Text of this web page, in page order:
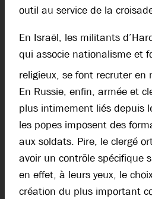
outil au service de la
En Israël, les militants
qui associe nationalisme et
religieux, se font recruter en
En Russie, enfin, armée et
plus intimement liés depuis
les popes imposent des
aux soldats. Pire, le clergé
avoir un contrôle spécifique
en effet, à leurs yeux, le
création du plus important